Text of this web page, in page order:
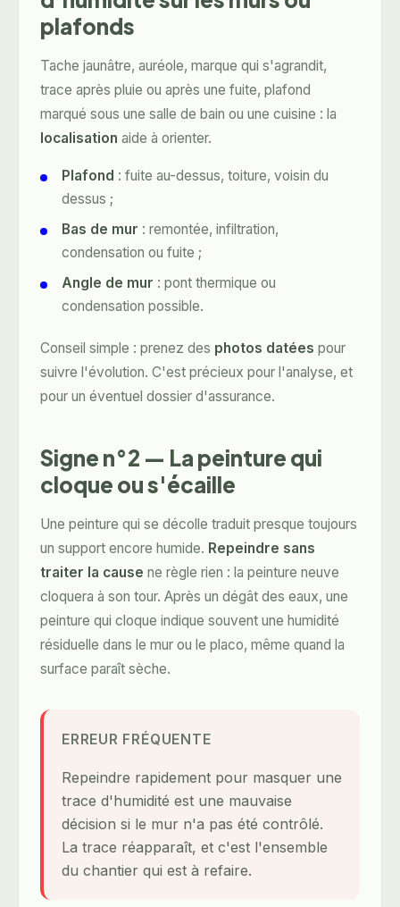
plafonds
Tache jaunâtre, auréole, marque qui s'agrandit,
trace après pluie ou après une fuite, plafond
marqué sous une salle de bain ou une cuisine : la
localisation aide à orienter.
Plafond : fuite au-dessus, toiture, voisin du
dessus ;
Bas de mur : remontée, infiltration,
condensation ou fuite ;
Angle de mur : pont thermique ou
condensation possible.
Conseil simple : prenez des photos datées pour
suivre l'évolution. C'est précieux pour l'analyse, et
pour un éventuel dossier d'assurance.
Signe n°2 — La peinture qui
cloque ou s'écaille
Une peinture qui se décolle traduit presque toujours
un support encore humide. Repeindre sans
traiter la cause ne règle rien : la peinture neuve
cloquera à son tour. Après un dégât des eaux, une
peinture qui cloque indique souvent une humidité
résiduelle dans le mur ou le placo, même quand la
surface paraît sèche.
ERREUR FRÉQUENTE
Repeindre rapidement pour masquer une
trace d'humidité est une mauvaise
décision si le mur n'a pas été contrôlé.
La trace réapparaît, et c'est l'ensemble
du chantier qui est à refaire.